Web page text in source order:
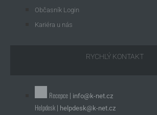
Občasník Login
Kariéra u nás
RYCHLÝ KONTAKT
Recepce | info@k-net.cz
Helpdesk | helpdesk@k-net.cz